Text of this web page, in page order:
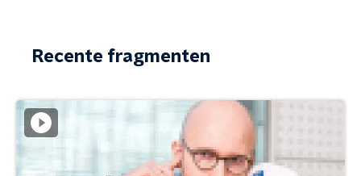
Recente fragmenten